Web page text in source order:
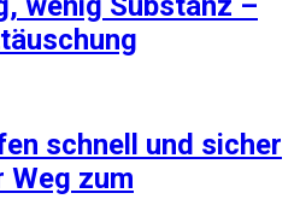
schnell und sicher
Weg zum